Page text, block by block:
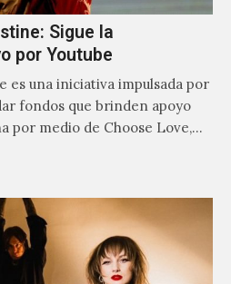
Sigue la
por Youtube
es una iniciativa impulsada por
fondos que brinden apoyo
por medio de Choose Love,